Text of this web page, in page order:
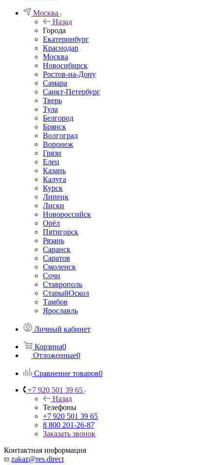
Москва
Назад
Города
Екатеринбург
Краснодар
Москва
Новосибирск
Ростов-на-Дону
Самара
Санкт-Петербург
Тверь
Тула
Белгород
Брянск
Волгоград
Воронеж
Грязи
Елец
Казань
Калуга
Курск
Липецк
Лиски
Новороссийск
Орёл
Пятигорск
Рязань
Саранск
Саратов
Смоленск
Сочи
Ставрополь
СтарыйОскол
Тамбов
Ярославль
Личный кабинет
Корзина0
Отложенные0
Сравнение товаров0
+7 920 501 39 65
Назад
Телефоны
+7 920 501 39 65
8 800 201-26-87
Заказать звонок
Контактная информация
zakaz@res.direct